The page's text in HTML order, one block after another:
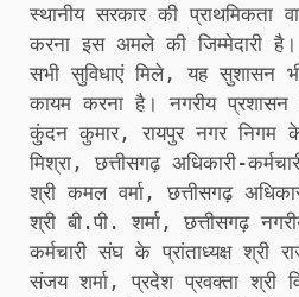
स्थानीय सरकार की प्राथमिकता
करना इस अमले की जिम्मेदारी
सभी सुविधाएं मिले, यह सुशासन
कायम करना है। नगरीय
कुंदन कुमार, रायपुर नगर निगम
मिश्रा, छत्तीसगढ़ अधिकारी-
श्री कमल वर्मा, छत्तीसगढ़
श्री बी.पी. शर्मा, छत्तीसगढ़
कर्मचारी संघ के प्रांताध्यक्ष श्री
संजय शर्मा, प्रदेश प्रवक्ता श्री